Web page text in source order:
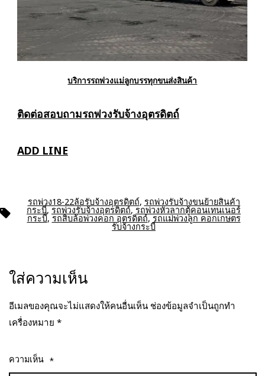
บริการรถพ่วงแม่ลูกบรรทุกขนส่งสินค้า
ติดต่อสอบถามรถพ่วงรับจ้างอุตรดิตถ์
ADD LINE
ป้าย
กำกับ
รถพ่วง18-22ล้อรับจ้างอุตรดิตถ์, รถพ่วงรับจ้างขนย้ายสินค้า
กระบี่,รถพ่วงรับจ้างอุตรดิตถ์,รถพ่วงหัวลากตู้คอนเทนเนอร์
กระบี่,รถสิบล้อพ่วงคอก อุตรดิตถ์,รถแม่พ่วงลูก คอกเกษตร
รับจ้างกระบี่
ใส่ความเห็น
อีเมลของคุณจะไม่แสดงให้คนอื่นเห็น ช่องข้อมูลจำเป็นถูกทำ
เครื่องหมาย *
ความเห็น *